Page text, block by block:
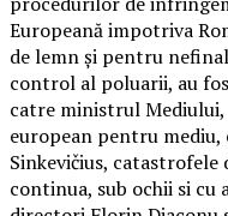
Europeană impotriva
de lemn şi pentru
control al poluarii, au
catre ministrul Mediului,
european pentru mediu,
Sinkevičius, catastrofele
continua, sub ochii si